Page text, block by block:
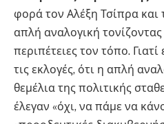
φορά τον Αλέξη Τσίπρα και
απλή αναλογική τονίζοντας
περιπέτειες τον τόπο.
τις εκλογές, ότι η απλή
θεμέλια της πολιτικής
έλεγαν «όχι, να πάμε να